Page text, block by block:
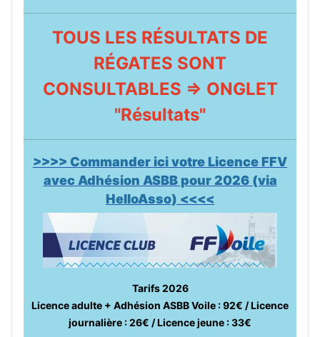
TOUS LES RÉSULTATS DE
RÉGATES SONT
CONSULTABLES => ONGLET
"Résultats"
>>>> Commander ici votre Licence FFV
avec Adhésion ASBB pour 2026 (via
HelloAsso) <<<<
Tarifs 2026
Licence adulte + Adhésion ASBB Voile : 92€ / Licence
journalière : 26€ / Licence jeune : 33€